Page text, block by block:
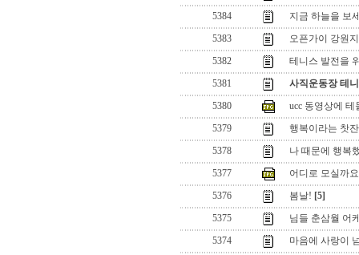
5384
지금 하늘을 보
5383
오픈가이 강원
5382
테니스 발전을
5381
사직운동장 테
5380
ucc 동영상에 테
5379
행복이라는 찻
5378
나 때문에 행복
5377
어디로 모실까
5376
봄날! [5]
5375
님들 춘삼월 어
5374
마음에 사랑이